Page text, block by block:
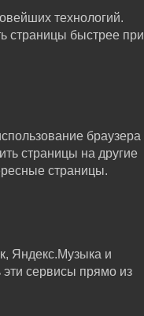
технологий.
страницы быстрее при
браузера
страницы на другие
страницы.
Яндекс.Музыка и
эти сервисы прямо из